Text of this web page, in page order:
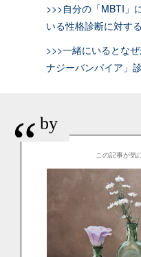
>>>自分の「MBTI」
いる性格診断に対す
>>>一緒にいるとな
ナジーバンパイア」
“ by
この記事が気